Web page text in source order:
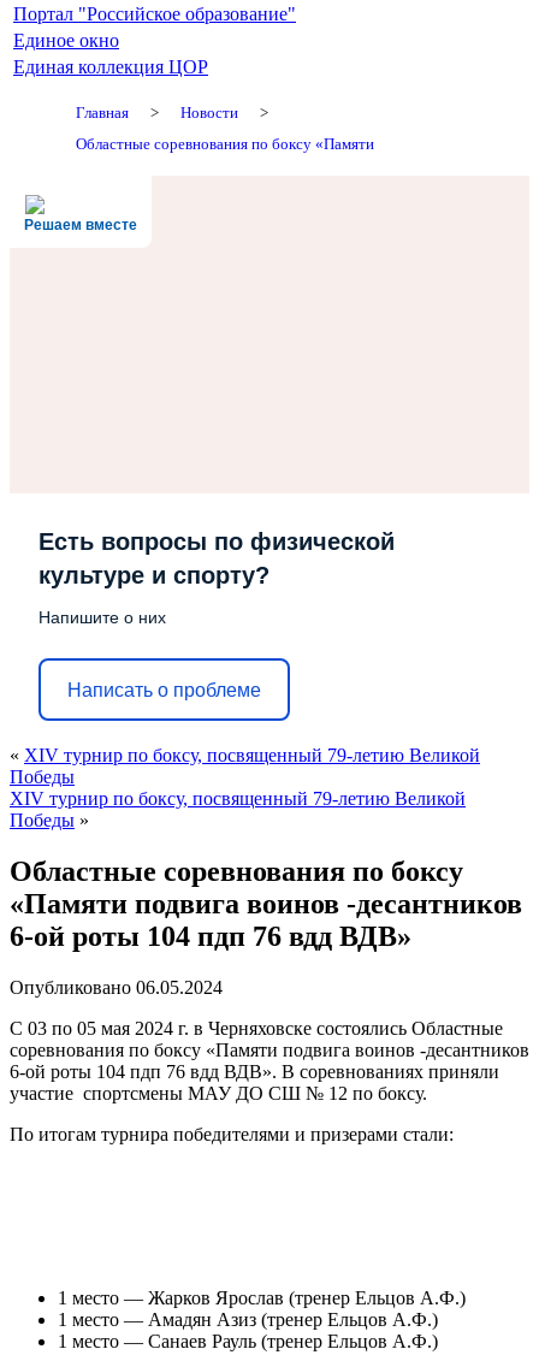
Портал "Российское образование"
Единое окно
Единая коллекция ЦОР
Главная > Новости
>
Областные соревнования по боксу «Памяти
Решаем вместе
Есть вопросы по физической
культуре и спорту?
Напишите о них
Написать о проблеме
« ХIV турнир по боксу, посвященный 79-летию Великой
Победы
ХIV турнир по боксу, посвященный 79-летию Великой
Победы »
Областные соревнования по боксу
«Памяти подвига воинов -десантников
6-ой роты 104 пдп 76 вдд ВДВ»
Опубликовано 06.05.2024
С 03 по 05 мая 2024 г. в Черняховске состоялись Областные
соревнования по боксу «Памяти подвига воинов -десантников
6-ой роты 104 пдп 76 вдд ВДВ». В соревнованиях приняли
участие спортсмены МАУ ДО СШ № 12 по боксу.
По итогам турнира победителями и призерами стали:
1 место — Жарков Ярослав (тренер Ельцов А.Ф.)
1 место — Амадян Азиз (тренер Ельцов А.Ф.)
1 место — Санаев Рауль (тренер Ельцов А.Ф.)